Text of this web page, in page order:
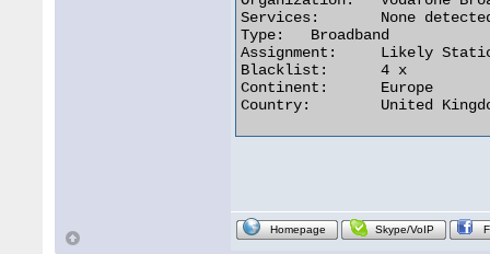
Services:	None detected
Type:	Broadband
Assignment:	Likely Static IP
Blacklist:	4 x
Continent:	Europe
Country:	United Kingdom
Homepage Skype/VoIP